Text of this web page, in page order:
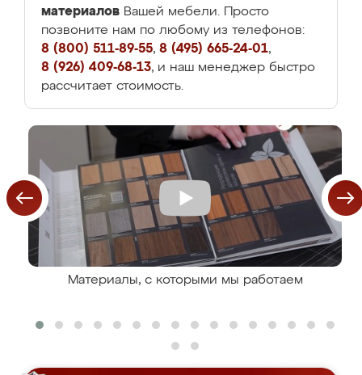
материалов Вашей мебели. Просто
позвоните нам по любому из телефонов:
8 (800) 511-89-55, 8 (495) 665-24-01,
8 (926) 409-68-13, и наш менеджер быстро
рассчитает стоимость.
Материалы, с которыми мы работаем